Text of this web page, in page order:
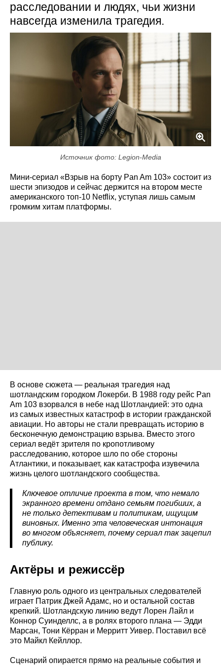
расследовании и людях, чьи жизни
навсегда изменила трагедия.
Источник фото: Legion-Media
Мини-сериал «Взрыв на борту Pan Am 103» состоит из
шести эпизодов и сейчас держится на втором месте
американского топ-10 Netflix, уступая лишь самым
громким хитам платформы.
В основе сюжета — реальная трагедия над
шотландским городком Локерби. В 1988 году рейс Pan
Am 103 взорвался в небе над Шотландией: это одна
из самых известных катастроф в истории гражданской
авиации. Но авторы не стали превращать историю в
бесконечную демонстрацию взрыва. Вместо этого
сериал ведёт зрителя по кропотливому
расследованию, которое шло по обе стороны
Атлантики, и показывает, как катастрофа изувечила
жизнь целого шотландского сообщества.
Ключевое отличие проекта в том, что немало
экранного времени отдано семьям погибших, а
не только детективам и политикам, ищущим
виновных. Именно эта человеческая интонация
во многом объясняет, почему сериал так зацепил
публику.
Актёры и режиссёр
Главную роль одного из центральных следователей
играет Патрик Джей Адамс, но и остальной состав
крепкий. Шотландскую линию ведут Лорен Лайл и
Коннор Суинделлс, а в ролях второго плана — Эдди
Марсан, Тони Кёрран и Мерритт Уивер. Поставил всё
это Майкл Кейллор.
Сценарий опирается прямо на реальные события и